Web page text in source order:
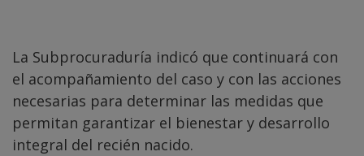
La Subprocuraduría indicó que continuará con
el acompañamiento del caso y con las acciones
necesarias para determinar las medidas que
permitan garantizar el bienestar y desarrollo
integral del recién nacido.